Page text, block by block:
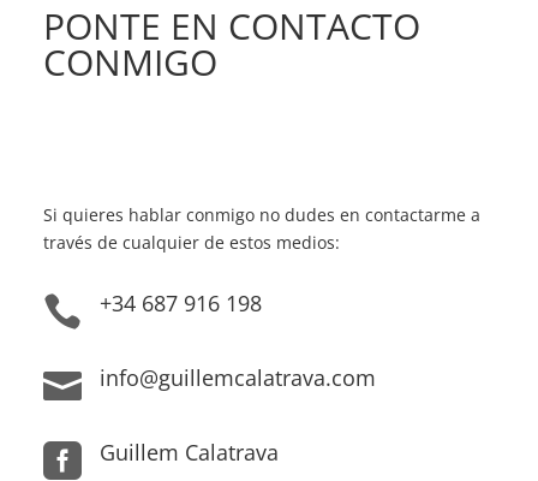
PONTE EN CONTACTO
CONMIGO
Si quieres hablar conmigo no dudes en contactarme a
través de cualquier de estos medios:
 +34 687 916 198
 info@guillemcalatrava.com
 Guillem Calatrava